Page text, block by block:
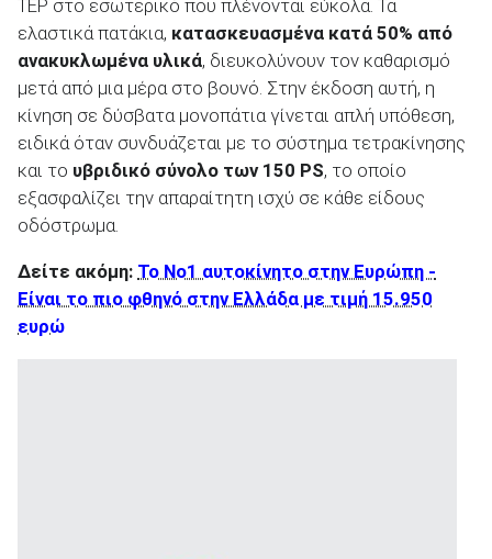
TEP στο εσωτερικό που πλένονται εύκολα. Τα
ελαστικά πατάκια, κατασκευασμένα κατά 50% από
ανακυκλωμένα υλικά, διευκολύνουν τον καθαρισμό
μετά από μια μέρα στο βουνό. Στην έκδοση αυτή, η
κίνηση σε δύσβατα μονοπάτια γίνεται απλή υπόθεση,
ειδικά όταν συνδυάζεται με το σύστημα τετρακίνησης
και το υβριδικό σύνολο των 150 PS, το οποίο
εξασφαλίζει την απαραίτητη ισχύ σε κάθε είδους
οδόστρωμα.
Δείτε ακόμη: Το Νο1 αυτοκίνητο στην Ευρώπη -
Είναι το πιο φθηνό στην Ελλάδα με τιμή 15.950
ευρώ